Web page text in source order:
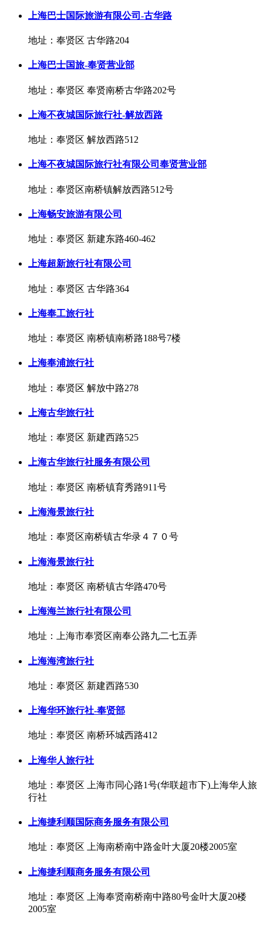
上海巴士国际旅游有限公司-古华路
地址：奉贤区 古华路204
上海巴士国旅-奉贤营业部
地址：奉贤区 奉贤南桥古华路202号
上海不夜城国际旅行社-解放西路
地址：奉贤区 解放西路512
上海不夜城国际旅行社有限公司奉贤营业部
地址：奉贤区南桥镇解放西路512号
上海畅安旅游有限公司
地址：奉贤区 新建东路460-462
上海超新旅行社有限公司
地址：奉贤区 古华路364
上海奉工旅行社
地址：奉贤区 南桥镇南桥路188号7楼
上海奉浦旅行社
地址：奉贤区 解放中路278
上海古华旅行社
地址：奉贤区 新建西路525
上海古华旅行社服务有限公司
地址：奉贤区 南桥镇育秀路911号
上海海景旅行社
地址：奉贤区南桥镇古华录４７０号
上海海景旅行社
地址：奉贤区 南桥镇古华路470号
上海海兰旅行社有限公司
地址：上海市奉贤区南奉公路九二七五弄
上海海湾旅行社
地址：奉贤区 新建西路530
上海华环旅行社-奉贤部
地址：奉贤区 南桥环城西路412
上海华人旅行社
地址：奉贤区 上海市同心路1号(华联超市下)上海华人旅
行社
上海捷利顺国际商务服务有限公司
地址：奉贤区 上海南桥南中路金叶大厦20楼2005室
上海捷利顺商务服务有限公司
地址：奉贤区 上海奉贤南桥南中路80号金叶大厦20楼
2005室